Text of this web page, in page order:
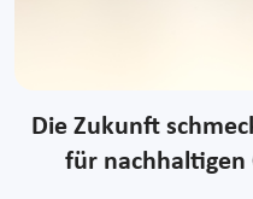
Die Zukunft
für nachhaltigen